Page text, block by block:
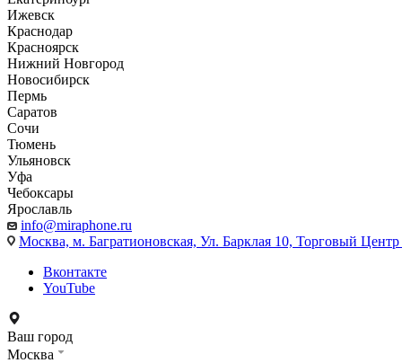
Ижевск
Краснодар
Красноярск
Нижний Новгород
Новосибирск
Пермь
Саратов
Сочи
Тюмень
Ульяновск
Уфа
Чебоксары
Ярославль
info@miraphone.ru
Москва, м. Багратионовская, Ул. Барклая 10, Торговый
Вконтакте
YouTube
Ваш город
Москва